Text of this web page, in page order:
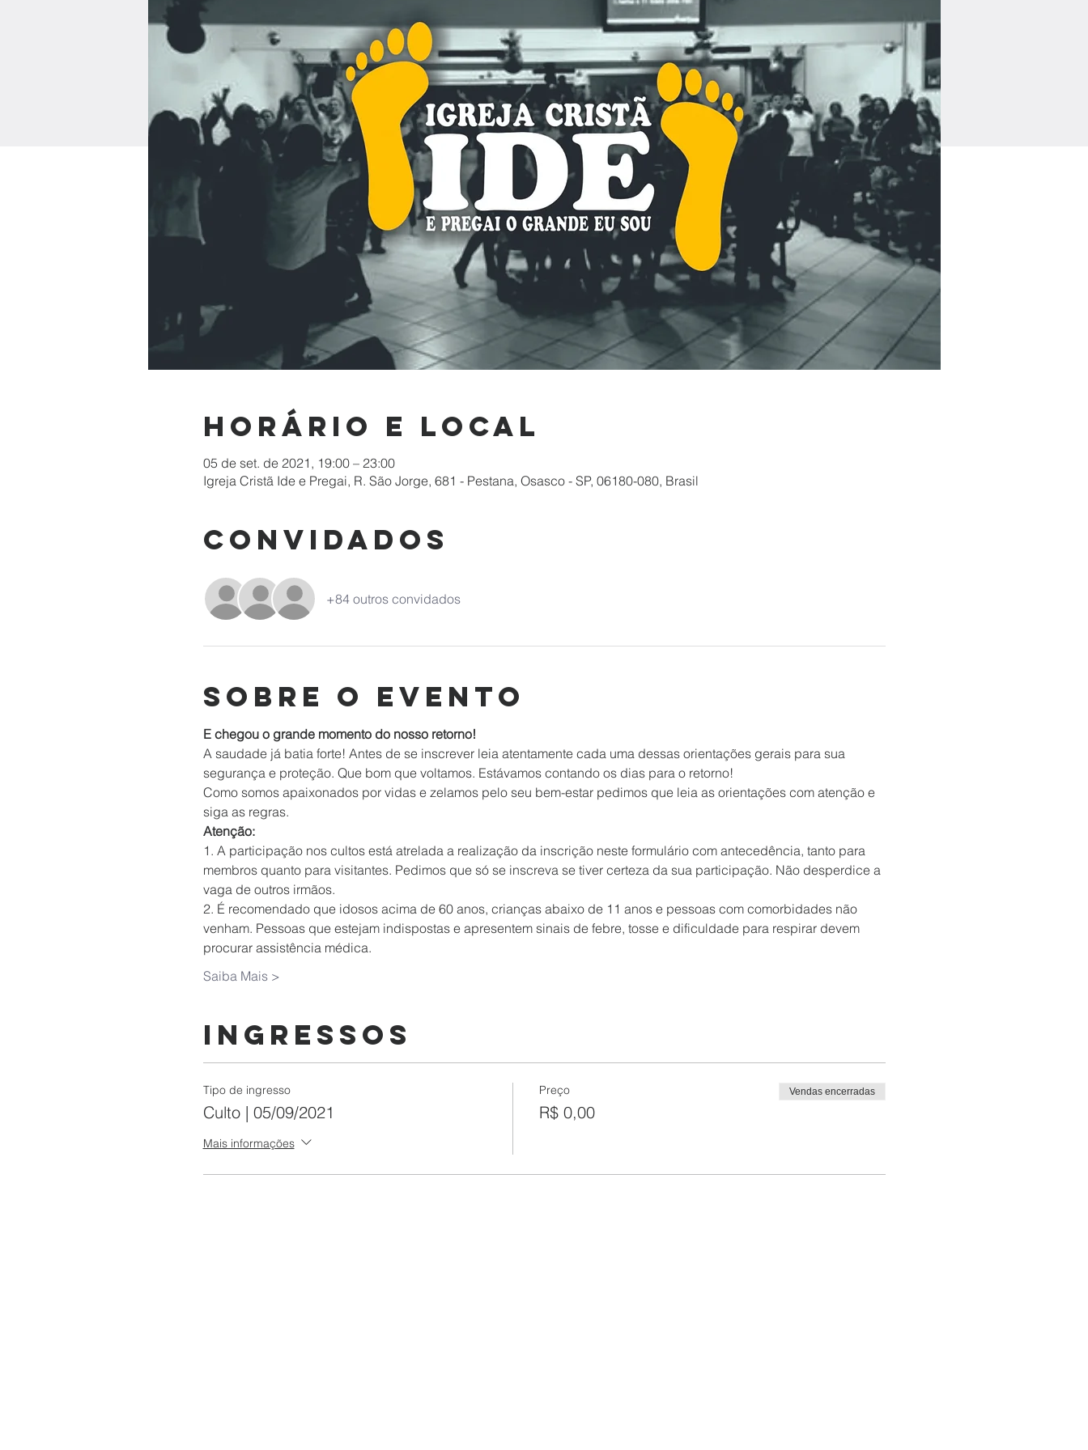
Horário e local
05 de set. de 2021, 19:00 – 23:00
Igreja Cristã Ide e Pregai, R. São Jorge, 681 - Pestana, Osasco - SP, 06180-080, Brasil
Convidados
+84 outros convidados
Sobre o evento
E chegou o grande momento do nosso retorno!
A saudade já batia forte! Antes de se inscrever leia atentamente cada uma dessas orientações gerais para sua
segurança e proteção. Que bom que voltamos. Estávamos contando os dias para o retorno!
Como somos apaixonados por vidas e zelamos pelo seu bem-estar pedimos que leia as orientações com atenção e
siga as regras.
Atenção:
1. A participação nos cultos está atrelada a realização da inscrição neste formulário com antecedência, tanto para
membros quanto para visitantes. Pedimos que só se inscreva se tiver certeza da sua participação. Não desperdice a
vaga de outros irmãos.
2. É recomendado que idosos acima de 60 anos, crianças abaixo de 11 anos e pessoas com comorbidades não
venham. Pessoas que estejam indispostas e apresentem sinais de febre, tosse e dificuldade para respirar devem
procurar assistência médica.
Saiba Mais >
Ingressos
Tipo de ingresso
Culto | 05/09/2021
Mais informações
Preço
R$ 0,00
Vendas encerradas